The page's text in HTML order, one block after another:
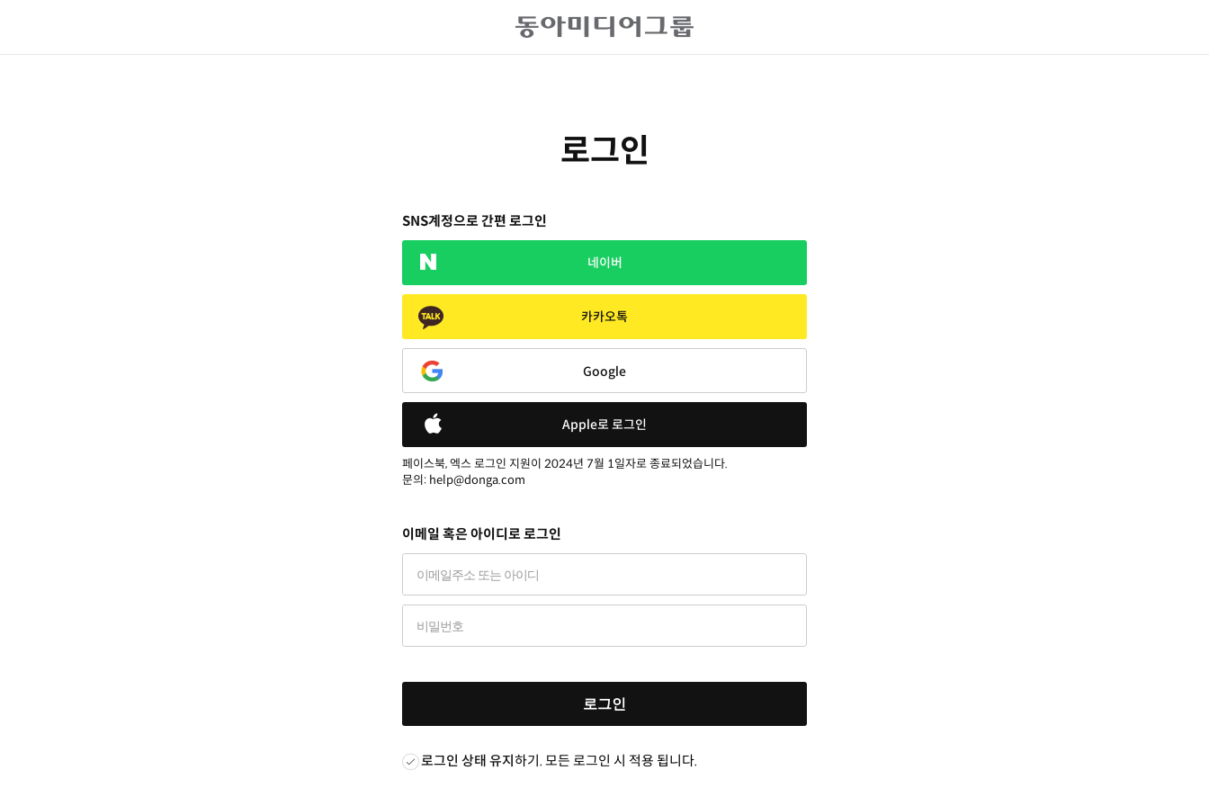
로그인
SNS계정으로 간편 로그인
네이버
카카오톡
Google
Apple로 로그인
페이스북, 엑스 로그인 지원이 2024년 7월 1일자로 종료되었습니다.
문의: help@donga.com
이메일 혹은 아이디로 로그인
로그인
로그인 상태 유지하기. 모든 로그인 시 적용 됩니다.